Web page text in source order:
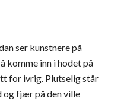
ser kunstnere på
komme inn i hodet på
for ivrig. Plutselig står
og fjær på den ville